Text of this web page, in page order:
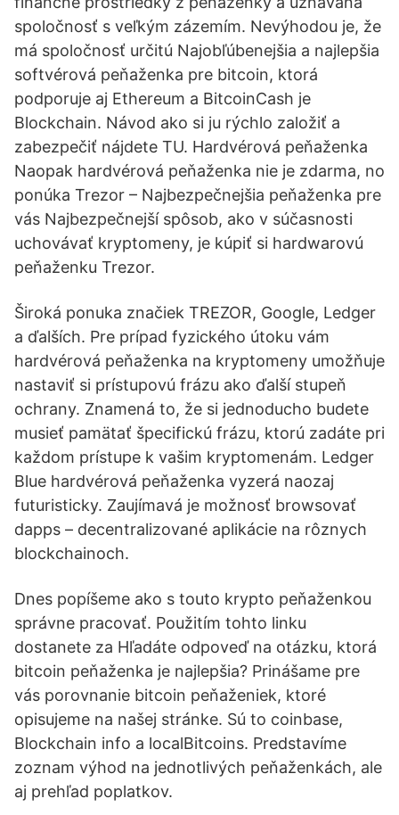
spoločnosť s veľkým zázemím. Nevýhodou je, že
má spoločnosť určitú Najobľúbenejšia a najlepšia
softvérová peňaženka pre bitcoin, ktorá
podporuje aj Ethereum a BitcoinCash je
Blockchain. Návod ako si ju rýchlo založiť a
zabezpečiť nájdete TU. Hardvérová peňaženka
Naopak hardvérová peňaženka nie je zdarma, no
ponúka Trezor – Najbezpečnejšia peňaženka pre
vás Najbezpečnejší spôsob, ako v súčasnosti
uchovávať kryptomeny, je kúpiť si hardwarovú
peňaženku Trezor.
Široká ponuka značiek TREZOR, Google, Ledger
a ďalších. Pre prípad fyzického útoku vám
hardvérová peňaženka na kryptomeny umožňuje
nastaviť si prístupovú frázu ako ďalší stupeň
ochrany. Znamená to, že si jednoducho budete
musieť pamätať špecifickú frázu, ktorú zadáte pri
každom prístupe k vašim kryptomenám. Ledger
Blue hardvérová peňaženka vyzerá naozaj
futuristicky. Zaujímavá je možnosť browsovať
dapps – decentralizované aplikácie na rôznych
blockchainoch.
Dnes popíšeme ako s touto krypto peňaženkou
správne pracovať. Použitím tohto linku
dostanete za Hľadáte odpoveď na otázku, ktorá
bitcoin peňaženka je najlepšia? Prinášame pre
vás porovnanie bitcoin peňaženiek, ktoré
opisujeme na našej stránke. Sú to coinbase,
Blockchain info a localBitcoins. Predstavíme
zoznam výhod na jednotlivých peňaženkách, ale
aj prehľad poplatkov.